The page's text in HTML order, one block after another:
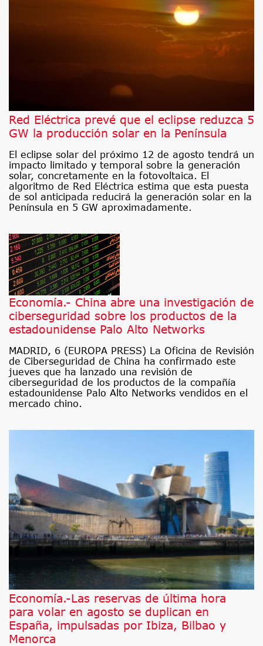
Red Eléctrica prevé que el eclipse reduzca 5
GW la producción solar en la Península
El eclipse solar del próximo 12 de agosto tendrá un
impacto limitado y temporal sobre la generación
solar, concretamente en la fotovoltaica. El
algoritmo de Red Eléctrica estima que esta puesta
de sol anticipada reducirá la generación solar en la
Península en 5 GW aproximadamente.
Economía.- China abre una investigación de
ciberseguridad sobre los productos de la
estadounidense Palo Alto Networks
MADRID, 6 (EUROPA PRESS) La Oficina de Revisión
de Ciberseguridad de China ha confirmado este
jueves que ha lanzado una revisión de
ciberseguridad de los productos de la compañía
estadounidense Palo Alto Networks vendidos en el
mercado chino.
Economía.-Las reservas de última hora
para volar en agosto se duplican en
España, impulsadas por Ibiza, Bilbao y
Menorca